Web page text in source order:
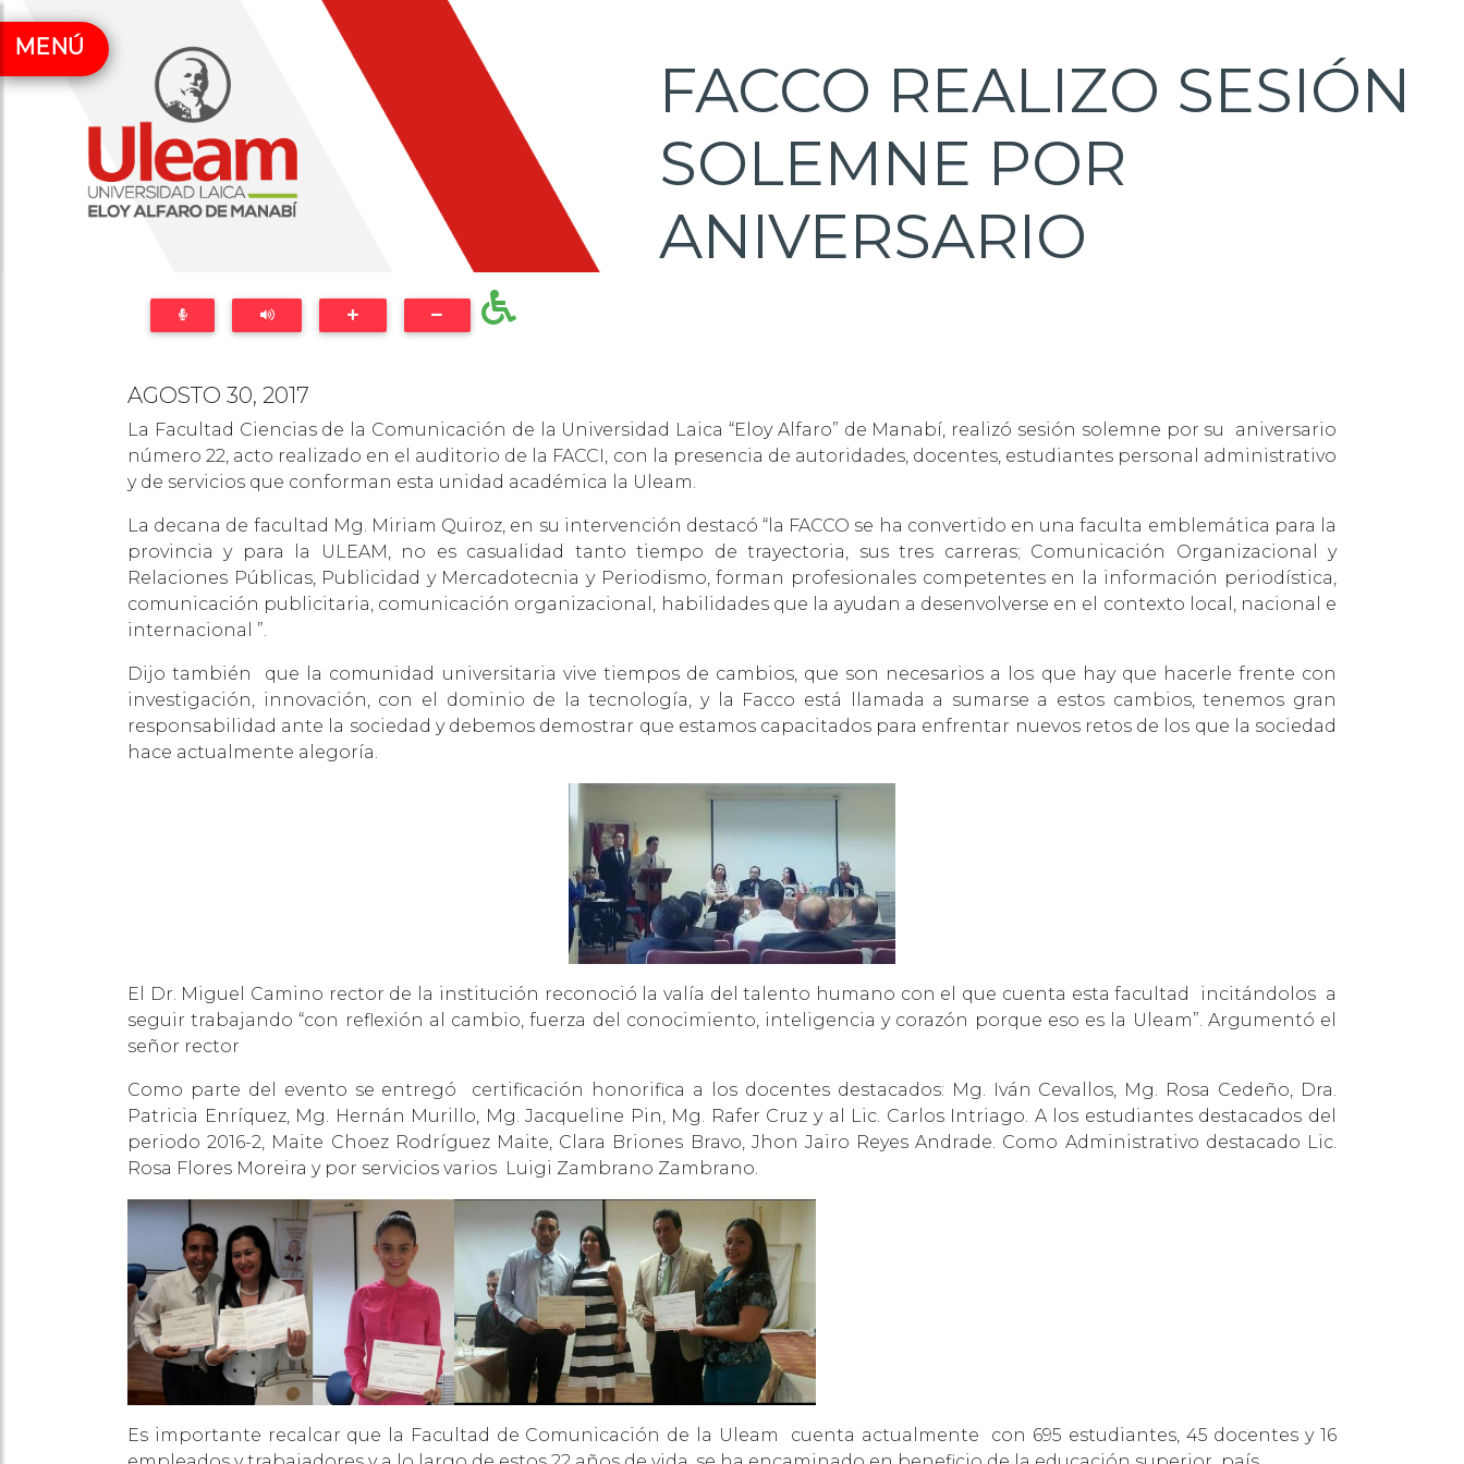
MENÚ
FACCO REALIZO SESIÓN
SOLEMNE POR
ANIVERSARIO
AGOSTO 30, 2017
La Facultad Ciencias de la Comunicación de la Universidad Laica “Eloy Alfaro” de Manabí, realizó sesión solemne por su aniversario
número 22, acto realizado en el auditorio de la FACCI, con la presencia de autoridades, docentes, estudiantes personal administrativo
y de servicios que conforman esta unidad académica la Uleam.
La decana de facultad Mg. Miriam Quiroz, en su intervención destacó “la FACCO se ha convertido en una faculta emblemática para la
provincia y para la ULEAM, no es casualidad tanto tiempo de trayectoria, sus tres carreras; Comunicación Organizacional y
Relaciones Públicas, Publicidad y Mercadotecnia y Periodismo, forman profesionales competentes en la información periodística,
comunicación publicitaria, comunicación organizacional, habilidades que la ayudan a desenvolverse en el contexto local, nacional e
internacional ”.
Dijo también que la comunidad universitaria vive tiempos de cambios, que son necesarios a los que hay que hacerle frente con
investigación, innovación, con el dominio de la tecnología, y la Facco está llamada a sumarse a estos cambios, tenemos gran
responsabilidad ante la sociedad y debemos demostrar que estamos capacitados para enfrentar nuevos retos de los que la sociedad
hace actualmente alegoría.
El Dr. Miguel Camino rector de la institución reconoció la valía del talento humano con el que cuenta esta facultad incitándolos a
seguir trabajando “con reflexión al cambio, fuerza del conocimiento, inteligencia y corazón porque eso es la Uleam”. Argumentó el
señor rector
Como parte del evento se entregó certificación honorifica a los docentes destacados: Mg. Iván Cevallos, Mg. Rosa Cedeño, Dra.
Patricia Enríquez, Mg. Hernán Murillo, Mg. Jacqueline Pin, Mg. Rafer Cruz y al Lic. Carlos Intriago. A los estudiantes destacados del
periodo 2016-2, Maite Choez Rodríguez Maite, Clara Briones Bravo, Jhon Jairo Reyes Andrade. Como Administrativo destacado Lic.
Rosa Flores Moreira y por servicios varios Luigi Zambrano Zambrano.
Es importante recalcar que la Facultad de Comunicación de la Uleam cuenta actualmente con 695 estudiantes, 45 docentes y 16